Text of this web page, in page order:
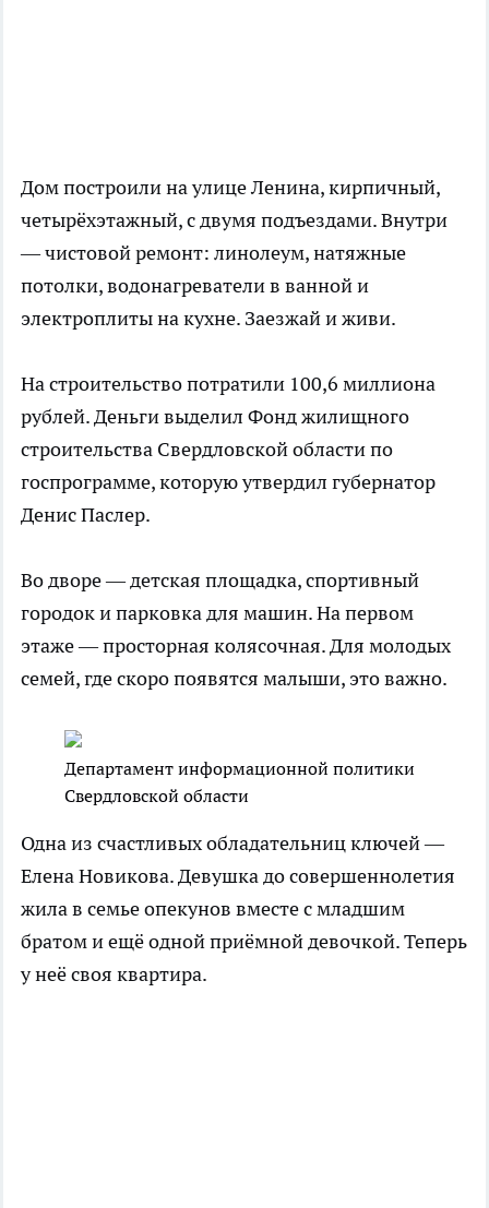
Дом построили на улице Ленина, кирпичный,
четырёхэтажный, с двумя подъездами. Внутри
— чистовой ремонт: линолеум, натяжные
потолки, водонагреватели в ванной и
электроплиты на кухне. Заезжай и живи.
На строительство потратили 100,6 миллиона
рублей. Деньги выделил Фонд жилищного
строительства Свердловской области по
госпрограмме, которую утвердил губернатор
Денис Паслер.
Во дворе — детская площадка, спортивный
городок и парковка для машин. На первом
этаже — просторная колясочная. Для молодых
семей, где скоро появятся малыши, это важно.
Департамент информационной политики
Свердловской области
Одна из счастливых обладательниц ключей —
Елена Новикова. Девушка до совершеннолетия
жила в семье опекунов вместе с младшим
братом и ещё одной приёмной девочкой. Теперь
у неё своя квартира.